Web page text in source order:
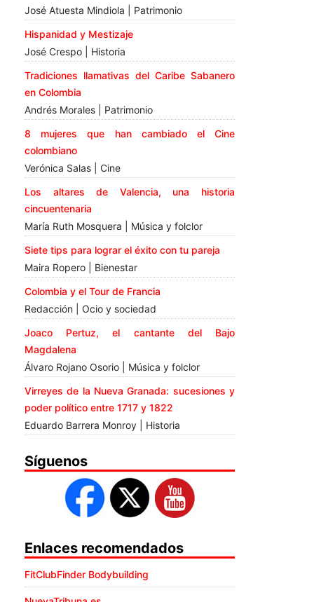
José Atuesta Mindiola | Patrimonio
Hispanidad y Mestizaje
José Crespo | Historia
Tradiciones llamativas del Caribe Sabanero
en Colombia
Andrés Morales | Patrimonio
8 mujeres que han cambiado el Cine
colombiano
Verónica Salas | Cine
Los altares de Valencia, una historia
cincuentenaria
María Ruth Mosquera | Música y folclor
Siete tips para lograr el éxito con tu pareja
Maira Ropero | Bienestar
Colombia y el Tour de Francia
Redacción | Ocio y sociedad
Joaco Pertuz, el cantante del Bajo
Magdalena
Álvaro Rojano Osorio | Música y folclor
Virreyes de la Nueva Granada: sucesiones y
poder político entre 1717 y 1822
Eduardo Barrera Monroy | Historia
Síguenos
Enlaces recomendados
FitClubFinder Bodybuilding